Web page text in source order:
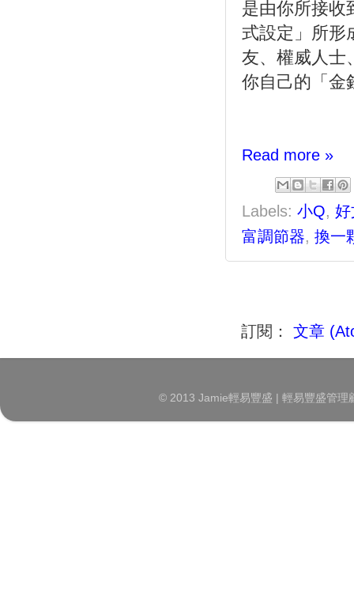
是由你所接收
式設定」所形
友、權威人士
你自己的「金
Read more »
Labels: 小Q,
富調節器, 換一
訂閱： 文章
© 2013 Jamie輕易豐盛 | 輕易豐盛管